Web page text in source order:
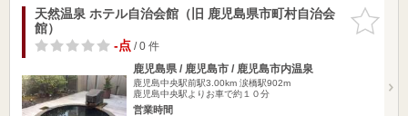
お気に入
りに追加
天然温泉 ホテル自治会館（旧 鹿児島県市町村自治会
館）
-点/ 0 件
鹿児島県 / 鹿児島市 / 鹿児島市内温泉
鹿児島中央駅前駅3.00km 涙橋駅902m
鹿児島中央駅よりお車で約１０分
営業時間